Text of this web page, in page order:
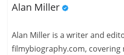
Alan Miller
Alan Miller is a writer and
filmybiography.com, covering